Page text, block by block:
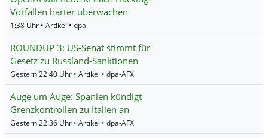
Vorfällen härter überwachen
1:38 Uhr • Artikel • dpa
ROUNDUP 3: US-Senat stimmt für
Gesetz zu Russland-Sanktionen
Gestern 22:40 Uhr • Artikel • dpa-AFX
Auge um Auge: Spanien kündigt
Grenzkontrollen zu Italien an
Gestern 22:36 Uhr • Artikel • dpa-AFX